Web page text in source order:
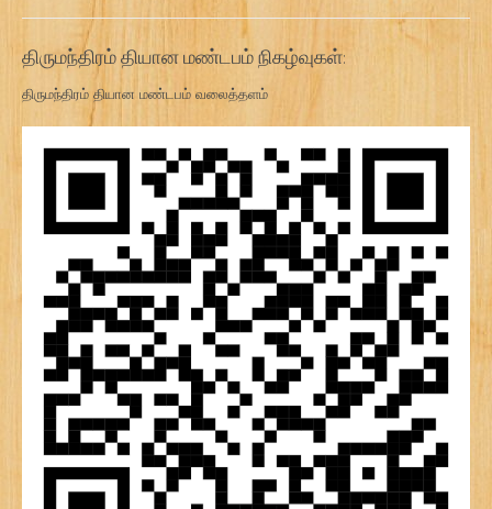
திருமந்திரம் தியான மண்டபம் நிகழ்வுகள்:
திருமந்திரம் தியான மண்டபம் வலைத்தளம்